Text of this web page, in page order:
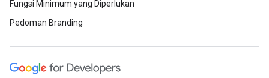
Fungsi Minimum yang Diperlukan
Pedoman Branding